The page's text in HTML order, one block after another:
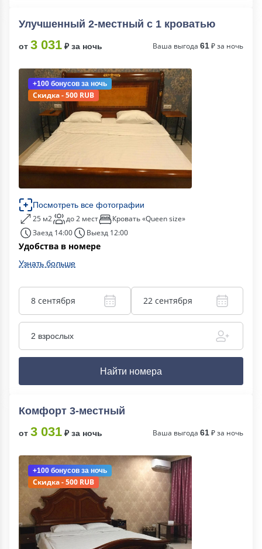
Улучшенный 2-местный с 1 кроватью
от 3 031 ₽ за ночь Ваша выгода 61₽ за ночь
+100 бонусов за ночь
Скидка - 500 RUB
Посмотреть все фотографии
25 м2 до 2 мест
Кровать «Queen size»
Заезд 14:00
Выезд 12:00
Удобства в номере
Узнать больше
8 сентября 22 сентября
2 взрослых
Найти номера
Комфорт 3-местный
от 3 031 ₽ за ночь Ваша выгода 61₽ за ночь
+100 бонусов за ночь
Скидка - 500 RUB